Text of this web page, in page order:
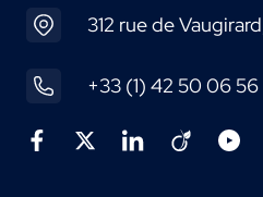
312 rue de
+33 (1) 42 50 06 56